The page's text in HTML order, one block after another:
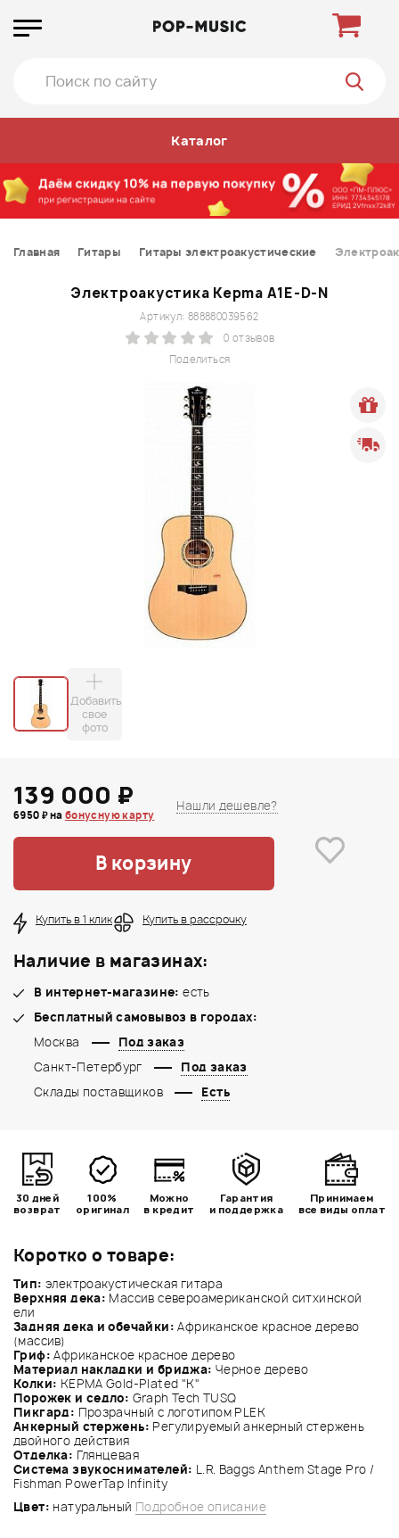
Каталог
Главная Гитары Гитары электроакустические
Электроакустика Kepma A1E-D-N
Поделиться
Артикул: 888880039562
0 отзывов
Добавить
свое
фото
Коротко о товаре:
Тип: электроакустическая гитара
Верхняя дека: Массив североамериканской ситхинской
ели
Задняя дека и обечайки:Африканское красное дерево
(массив)
Гриф:Африканское красное дерево
Материал накладки и бриджа: Черное дерево
Колки: KEPMA Gold-Plated "K"
Порожек и седло: Graph Tech TUSQ
Пикгард: Прозрачный с логотипом PLEK
Анкерный стержень: Регулируемый анкерный стержень
двойного действия
Отделка: Глянцевая
Система звукоснимателей: L.R. Baggs Anthem Stage Pro /
Fishman PowerTap Infinity
Цвет: натуральный Подробное описание
139 000 ₽
6950 ₽ на бонусную карту
Нашли дешевле?
В корзину
Купить в 1 клик Купить в рассрочку
Наличие в магазинах:
В интернет-магазине: есть
Бесплатный самовывоз в городах:
Москва
Под заказ
Санкт-Петербург
Под заказ
Склады поставщиков
Есть
30 дней
возврат
100%
оригинал
Можно
в кредит
Гарантия
и поддержка
Принимаем
все виды оплат